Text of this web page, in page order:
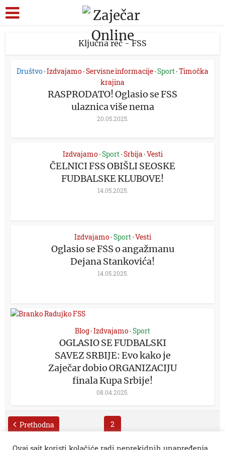
Ključna reč - FSS
Društvo•Izdvajamo•Servisne informacije•Sport•Timočka
krajina
RASPRODATO! Oglasio se FSS
ulaznica više nema
20.05.2025.
Izdvajamo •Sport •Srbija •Vesti
ČELNICI FSS OBIŠLI SEOSKE
FUDBALSKE KLUBOVE!
14.05.2025.
Izdvajamo •Sport •Vesti
Oglasio se FSS o angažmanu
Dejana Stankovića!
14.05.2025.
Blog•Izdvajamo•Sport
OGLASIO SE FUDBALSKI
SAVEZ SRBIJE: Evo kako je
Zaječar dobio ORGANIZACIJU
finala Kupa Srbije!
08.04.2025.
Prethodna 2